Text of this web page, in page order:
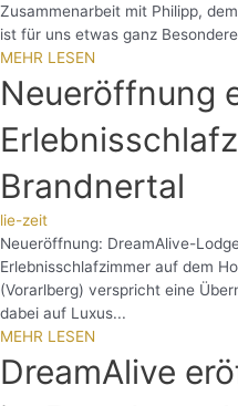
Zusammenarbeit mit Philipp,
ist für uns etwas ganz
MEHR LESEN
Neueröffnung
Brandnertal
lie-zeit
Neueröffnung: DreamAlive-
Erlebnisschlafzimmer auf dem
(Vorarlberg) verspricht eine
dabei auf Luxus...
MEHR LESEN
DreamAlive